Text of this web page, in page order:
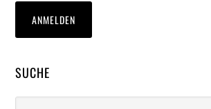
SUCHE